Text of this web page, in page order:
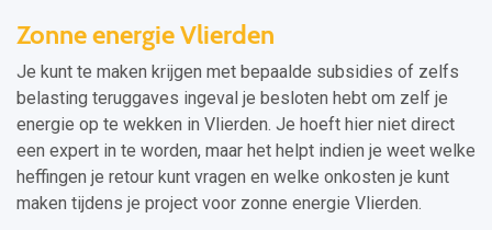
Zonne energie Vlierden
Je kunt te maken krijgen met bepaalde subsidies of zelfs
belasting teruggaves ingeval je besloten hebt om zelf je
energie op te wekken in Vlierden. Je hoeft hier niet direct
een expert in te worden, maar het helpt indien je weet welke
heffingen je retour kunt vragen en welke onkosten je kunt
maken tijdens je project voor zonne energie Vlierden.